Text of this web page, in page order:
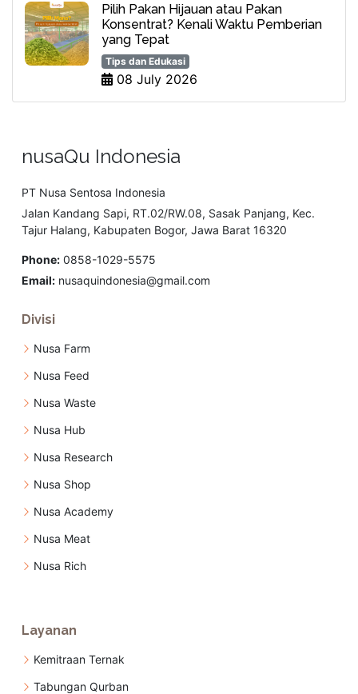
Pilih Pakan Hijauan atau Pakan
Konsentrat? Kenali Waktu Pemberian
yang Tepat
Tips dan Edukasi
08 July 2026
nusaQu Indonesia
PT Nusa Sentosa Indonesia
Jalan Kandang Sapi, RT.02/RW.08, Sasak Panjang, Kec.
Tajur Halang, Kabupaten Bogor, Jawa Barat 16320
Phone: 0858-1029-5575
Email: nusaquindonesia@gmail.com
Divisi
Nusa Farm
Nusa Feed
Nusa Waste
Nusa Hub
Nusa Research
Nusa Shop
Nusa Academy
Nusa Meat
Nusa Rich
Layanan
Kemitraan Ternak
Tabungan Qurban